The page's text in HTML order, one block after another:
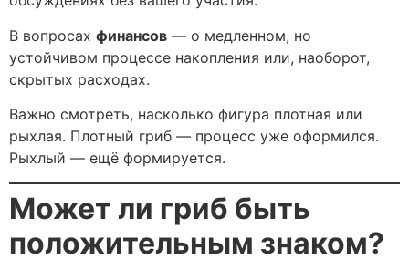
В вопросах финансов — о медленном, но
устойчивом процессе накопления или, наоборот,
скрытых расходах.
Важно смотреть, насколько фигура плотная или
рыхлая. Плотный гриб — процесс уже оформился.
Рыхлый — ещё формируется.
Может ли гриб быть
положительным знаком?